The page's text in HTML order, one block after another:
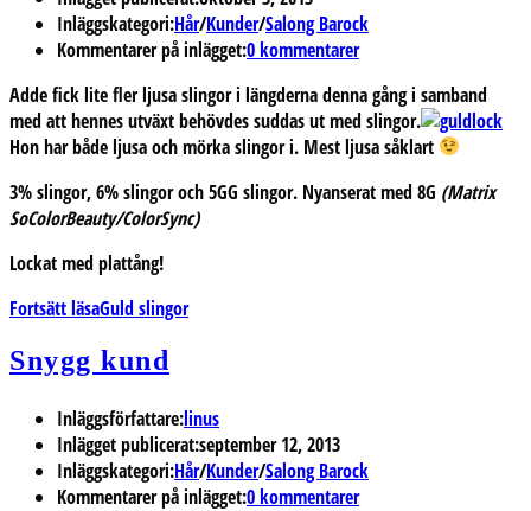
Inläggskategori:Hår/Kunder/Salong Barock
Kommentarer på inlägget:0 kommentarer
Adde fick lite fler ljusa slingor i längderna denna gång i samband
med att hennes utväxt behövdes suddas ut med slingor.
Hon har både ljusa och mörka slingor i. Mest ljusa såklart
3% slingor, 6% slingor och 5GG slingor. Nyanserat med 8G (Matrix
SoColorBeauty/ColorSync)
Lockat med plattång!
Fortsätt läsaGuld slingor
Snygg kund
Inläggsförfattare:linus
Inlägget publicerat:september 12, 2013
Inläggskategori:Hår/Kunder/Salong Barock
Kommentarer på inlägget:0 kommentarer